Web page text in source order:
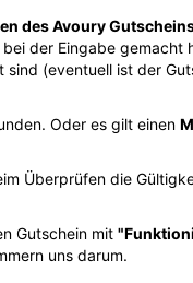
des Avoury
der Eingabe gemacht
(eventuell ist der
Oder es gilt einen
Überprüfen die
Gutschein mit
uns darum.